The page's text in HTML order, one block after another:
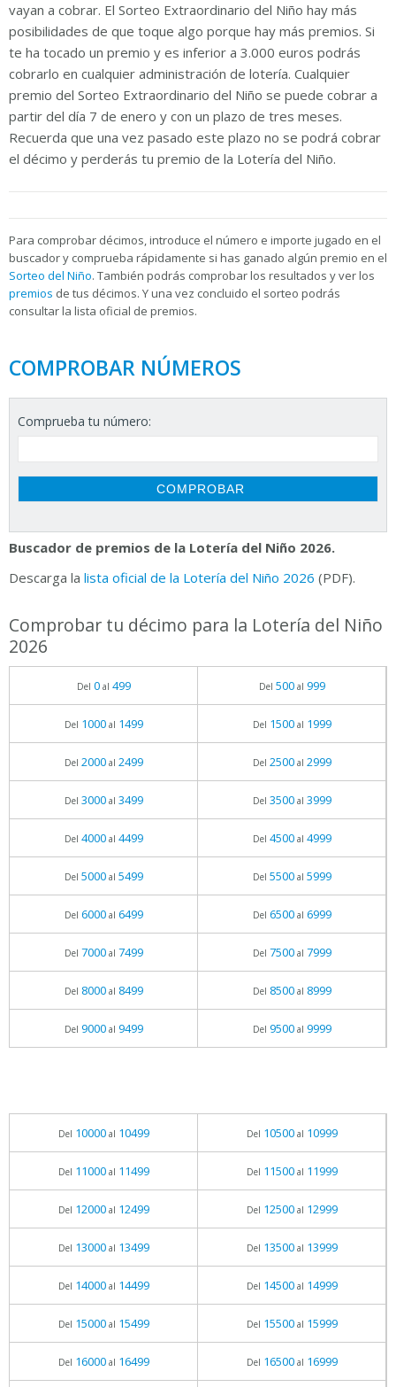
vayan a cobrar. El Sorteo Extraordinario del Niño hay más
posibilidades de que toque algo porque hay más premios. Si
te ha tocado un premio y es inferior a 3.000 euros podrás
cobrarlo en cualquier administración de lotería. Cualquier
premio del Sorteo Extraordinario del Niño se puede cobrar a
partir del día 7 de enero y con un plazo de tres meses.
Recuerda que una vez pasado este plazo no se podrá cobrar
el décimo y perderás tu premio de la Lotería del Niño.
Para comprobar décimos, introduce el número e importe jugado en el
buscador y comprueba rápidamente si has ganado algún premio en el
Sorteo del Niño. También podrás comprobar los resultados y ver los
premios de tus décimos. Y una vez concluido el sorteo podrás
consultar la lista oficial de premios.
COMPROBAR NÚMEROS
Comprueba tu número:
Buscador de premios de la Lotería del Niño 2026.
Descarga la lista oficial de la Lotería del Niño 2026 (PDF).
Comprobar tu décimo para la Lotería del Niño
2026
Del 0al 499 Del 500al 999
Del 1000al 1499 Del 1500al 1999
Del 2000al 2499 Del 2500al 2999
Del 3000al 3499 Del 3500al 3999
Del 4000al 4499 Del 4500al 4999
Del 5000al 5499 Del 5500al 5999
Del 6000al 6499 Del 6500al 6999
Del 7000al 7499 Del 7500al 7999
Del 8000al 8499 Del 8500al 8999
Del 9000al 9499 Del 9500al 9999
Del 10000al 10499 Del 10500al 10999
Del 11000al 11499 Del 11500al 11999
Del 12000al 12499 Del 12500al 12999
Del 13000al 13499 Del 13500al 13999
Del 14000al 14499 Del 14500al 14999
Del 15000al 15499 Del 15500al 15999
Del 16000al 16499 Del 16500al 16999